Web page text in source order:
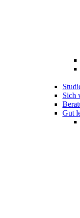
Sich
Gut